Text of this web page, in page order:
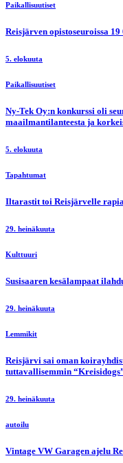
Paikallisuutiset
Reisjärven opistoseuroissa
5. elokuuta
Paikallisuutiset
Ny-Tek Oy:n konkurssi oli
maailmantilanteesta ja
5. elokuuta
Tapahtumat
Iltarastit toi Reisjärvelle
29. heinäkuuta
Kulttuuri
Susisaaren kesälampaat
29. heinäkuuta
Lemmikit
Reisjärvi sai oman
tuttavallisemmin
29. heinäkuuta
autoilu
Vintage VW Garagen ajelu